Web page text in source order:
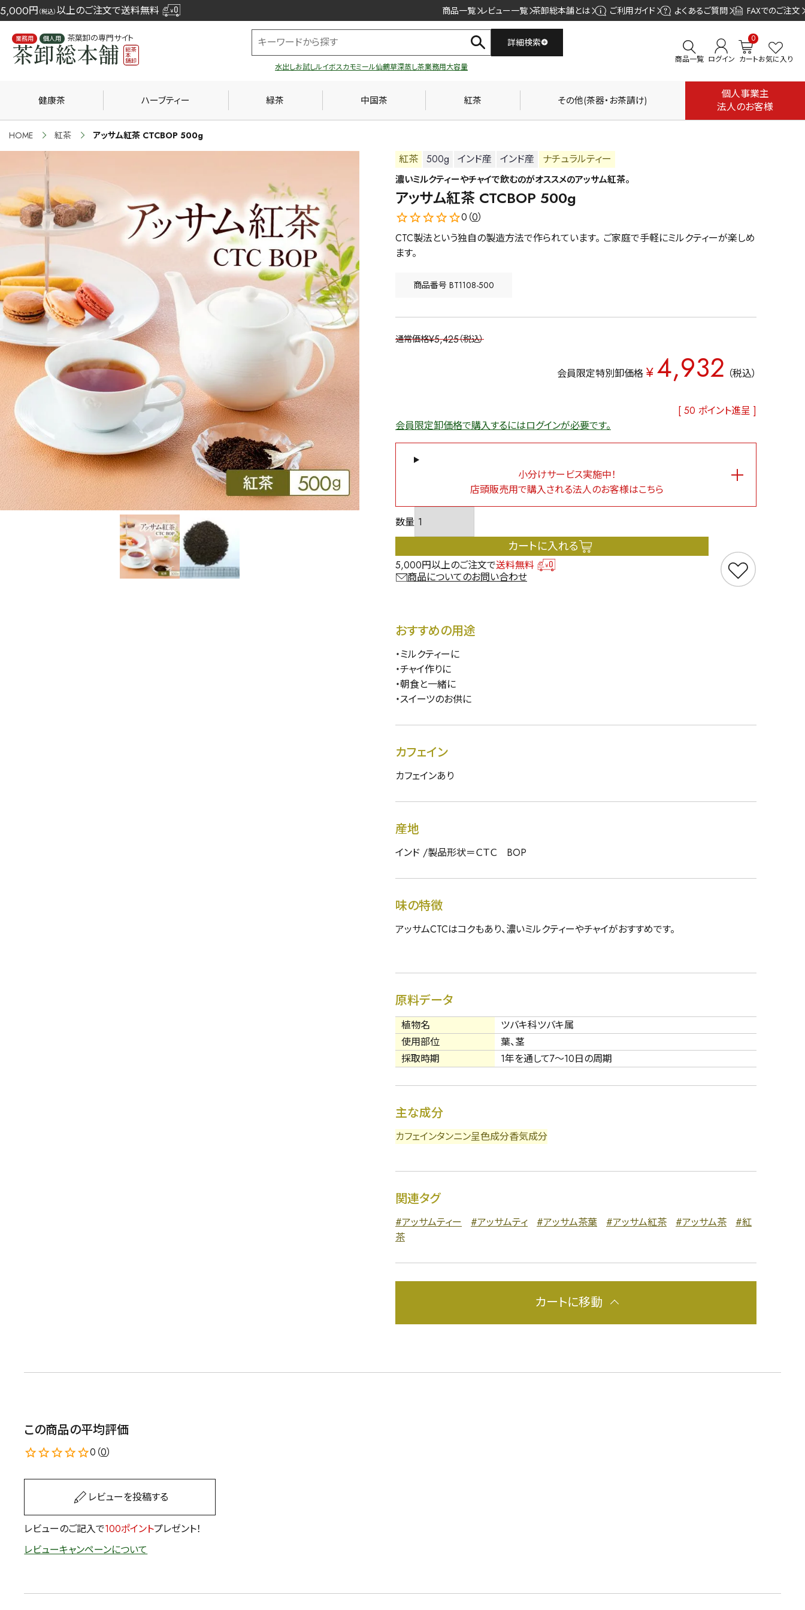
5,000円 （税込） 以上のご注文で送料無料 商品一覧 レビュー一覧 茶卸総本舗とは ご利用ガイド よくあるご質問 FAXでのご注文
業務用 個人用 茶葉卸の専門サイト
水出しお試しルイボスカモミール仙鶴草深蒸し茶業務用大容量
詳細検索
商品一覧 ログイン カート
0
お気に入り
健康茶 ハーブティー 緑茶 中国茶 紅茶 その他(茶器・お茶請け)
個人事業主
法人のお客様
HOME 紅茶 アッサム紅茶 CTCBOP 500g
紅茶 500g インド産 インド産 ナチュラルティー
濃いミルクティーやチャイで飲むのがオススメのアッサム紅茶。
アッサム紅茶 CTCBOP 500g
0（0）
CTC製法という独自の製造方法で作られています。 ご家庭で手軽にミルクティーが楽しめ
ます。
商品番号 BT1108-500
通常価格¥5,425 税込
会員限定特別卸価格 ¥4,932 税込
[ 50 ポイント進呈 ]
会員限定卸価格で購入するにはログインが必要です。
小分けサービス実施中！
店頭販売用で購入される法人のお客様はこちら
カートに入れる
5,000円以上のご注文で送料無料
商品についてのお問い合わせ
おすすめの用途
・ミルクティーに
・チャイ作りに
・朝食と一緒に
・スイーツのお供に
カフェイン
カフェインあり
産地
インド /製品形状＝ＣＴＣ BOP
味の特徴
アッサムCTCはコクもあり、濃いミルクティーやチャイがおすすめです。
原料データ
植物名
ツバキ科ツバキ属
使用部位
葉、茎
採取時期
1年を通して7～10日の周期
主な成分
カフェインタンニン呈色成分香気成分
関連タグ
#アッサムティー #アッサムティ #アッサム茶葉 #アッサム紅茶 #アッサム茶
#紅
茶
カートに移動
この商品の平均評価
0（0）
レビューを投稿する
レビューのご記入で100ポイントプレゼント！
レビューキャンペーンについて